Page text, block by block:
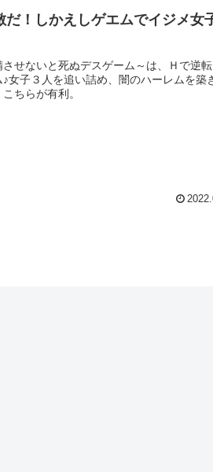
だ！しかえしゲエムでイジメ女
せないと死ぬデスゲーム～は、Ｈで逆転
女子３人を追い詰め、闇のハーレムを築
ちらが有利。